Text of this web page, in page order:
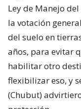
Ley de Manejo
la votación
del suelo en
años, para evitar
habilitar otro
flexibilizar eso, y
(Chubut)